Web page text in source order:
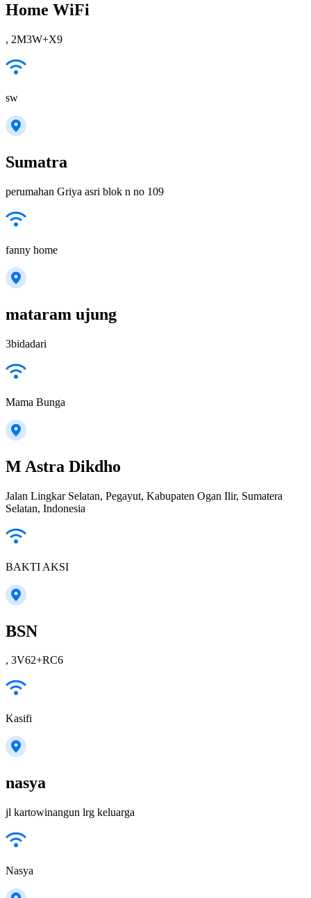
Home WiFi
, 2M3W+X9
sw
Sumatra
perumahan Griya asri blok n no 109
fanny home
mataram ujung
3bidadari
Mama Bunga
M Astra Dikdho
Jalan Lingkar Selatan, Pegayut, Kabupaten Ogan Ilir, Sumatera
Selatan, Indonesia
BAKTI AKSI
BSN
, 3V62+RC6
Kasifi
nasya
jl kartowinangun lrg keluarga
Nasya